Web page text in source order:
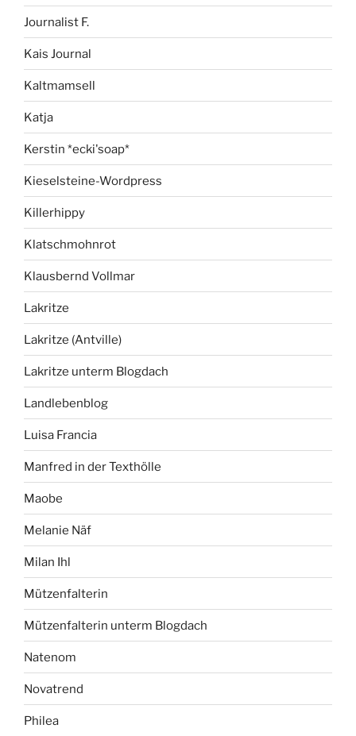
Journalist F.
Kais Journal
Kaltmamsell
Katja
Kerstin *ecki'soap*
Kieselsteine-Wordpress
Killerhippy
Klatschmohnrot
Klausbernd Vollmar
Lakritze
Lakritze (Antville)
Lakritze unterm Blogdach
Landlebenblog
Luisa Francia
Manfred in der Texthölle
Maobe
Melanie Näf
Milan Ihl
Mützenfalterin
Mützenfalterin unterm Blogdach
Natenom
Novatrend
Philea